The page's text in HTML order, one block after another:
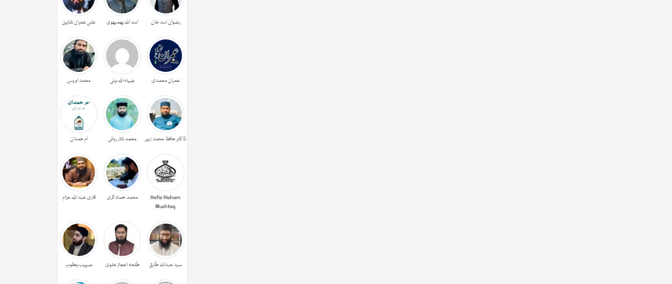
رضوان اسد خان اسد اللہ بھمبھوی علی عمران شاہین
عمران محمدی ضیاء اللہ برنی محمد اویس
ڈاکٹر حافظ محمد زبیر محمد نثار ربانی ام حمدان
Hafiz Hisham
Mushtaq
محمد حماد اثری قاری عبد اللہ عزام
سید عبداللہ طارق طلحہ اعجاز علوی صہیب یعقوب